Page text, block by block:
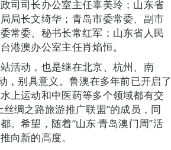
司司长办公室主任辜美玲；山东省
局长文绮华；青岛市委常委、副市
常委、秘书长常红军；山东省人民
港澳办公室主任肖焰恒。
活动，也是继在北京、杭州、南
，别具意义。鲁澳在多年前已开启了
上运动和中医药等多个领域都有交
绸之路旅游推广联盟”的成员，同
。希望，随着“山东‧青岛澳门周”活
向新的高度。